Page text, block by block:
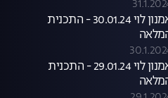
אמנון לוי 30.01.24 - התכנית
אמנון לוי 29.01.24 - התכנית